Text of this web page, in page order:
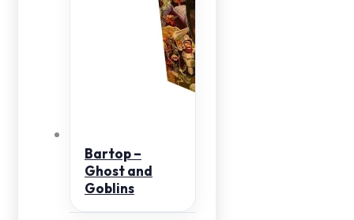
Bartop –
Ghost and
Goblins